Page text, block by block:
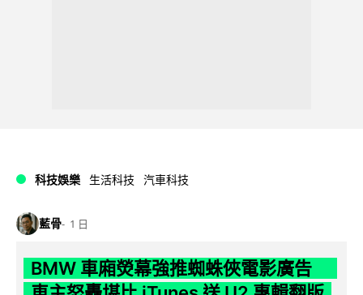
科技娛樂 生活科技 汽車科技
藍骨 1 日
BMW 車廂熒幕強推蜘蛛俠電影廣告